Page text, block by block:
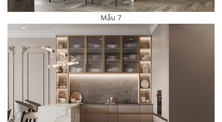
Mẫu 7